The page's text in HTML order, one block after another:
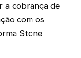
a cobrança de
com os
Stone